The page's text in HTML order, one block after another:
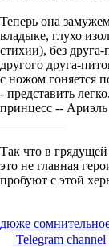
Теперь она
владыке, глухо
стихии), без
другого друга-
с ножом гоняется
- представить
принцесс --
Так что в
это не главная
пробуют с этой
дюже
Telegram channel